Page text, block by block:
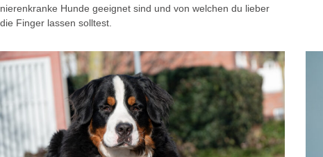
nierenkranke Hunde geeignet sind und von welchen du lieber
die Finger lassen solltest.